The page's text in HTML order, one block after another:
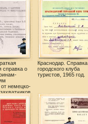
справка о
от немецко-
Краснодар. Справка
городского клуба
туристов, 1965 год.